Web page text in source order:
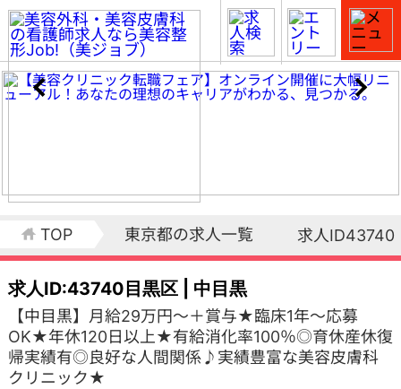
TOP 東京都の求人一覧 求人ID43740
求人ID:43740目黒区 | 中目黒
【中目黒】月給29万円～＋賞与★臨床1年～応募
OK★年休120日以上★有給消化率100％◎育休産休復
帰実績有◎良好な人間関係♪実績豊富な美容皮膚科
クリニック★